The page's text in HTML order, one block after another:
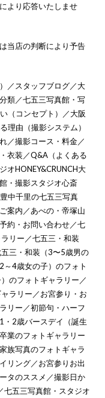
より応答いたしませ
当店の判断により予告
／ スタッフブログ／大
類／七五三写真館・写
（コンセプト）
／大阪
理由（撮影システム）
／撮影コース・料金／
衣装 ／Q&A（よくある
オHONEY&CRUNCH大
・撮影スタジオ心斎
豊中千里の七五三写真
案内 ／あべの・帝塚山
約・お問い合わせ／七
リー ／七五三・和装
三・和装（3〜5歳男の
～4歳女の子）のフォト
のフォトギャラリー ／
ラリー ／お宮参り・お
リー ／初節句・ハーフ
1・2歳バースデイ（誕生
業のフォトギャラリー
族写真のフォトギャラ
リング／お宮参りお出
タのススメ ／撮影日か
七五三写真館・スタジオ